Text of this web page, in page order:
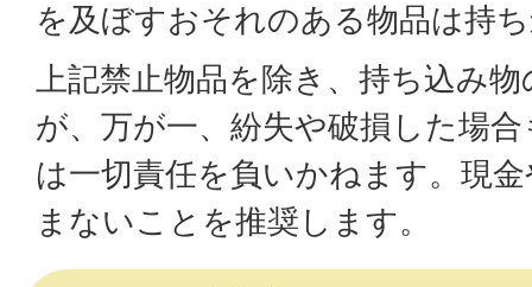
を及ぼすおそれのある物品は持
上記禁止物品を除き、持ち込み
が、万が一、紛失や破損した場
は一切責任を負いかねます。現
まないことを推奨します。